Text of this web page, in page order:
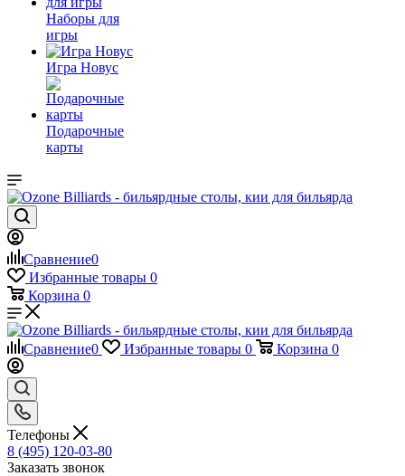
Наборы для
игры
Игра Новус
Подарочные
карты
Сравнение0
Избранные товары 0
Корзина 0
Сравнение0 Избранные товары 0 Корзина 0
Телефоны
8 (495) 120-03-80
Заказать звонок